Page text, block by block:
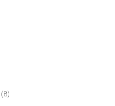
(8)